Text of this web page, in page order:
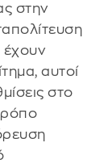
στην
έχουν
αυτοί
στο